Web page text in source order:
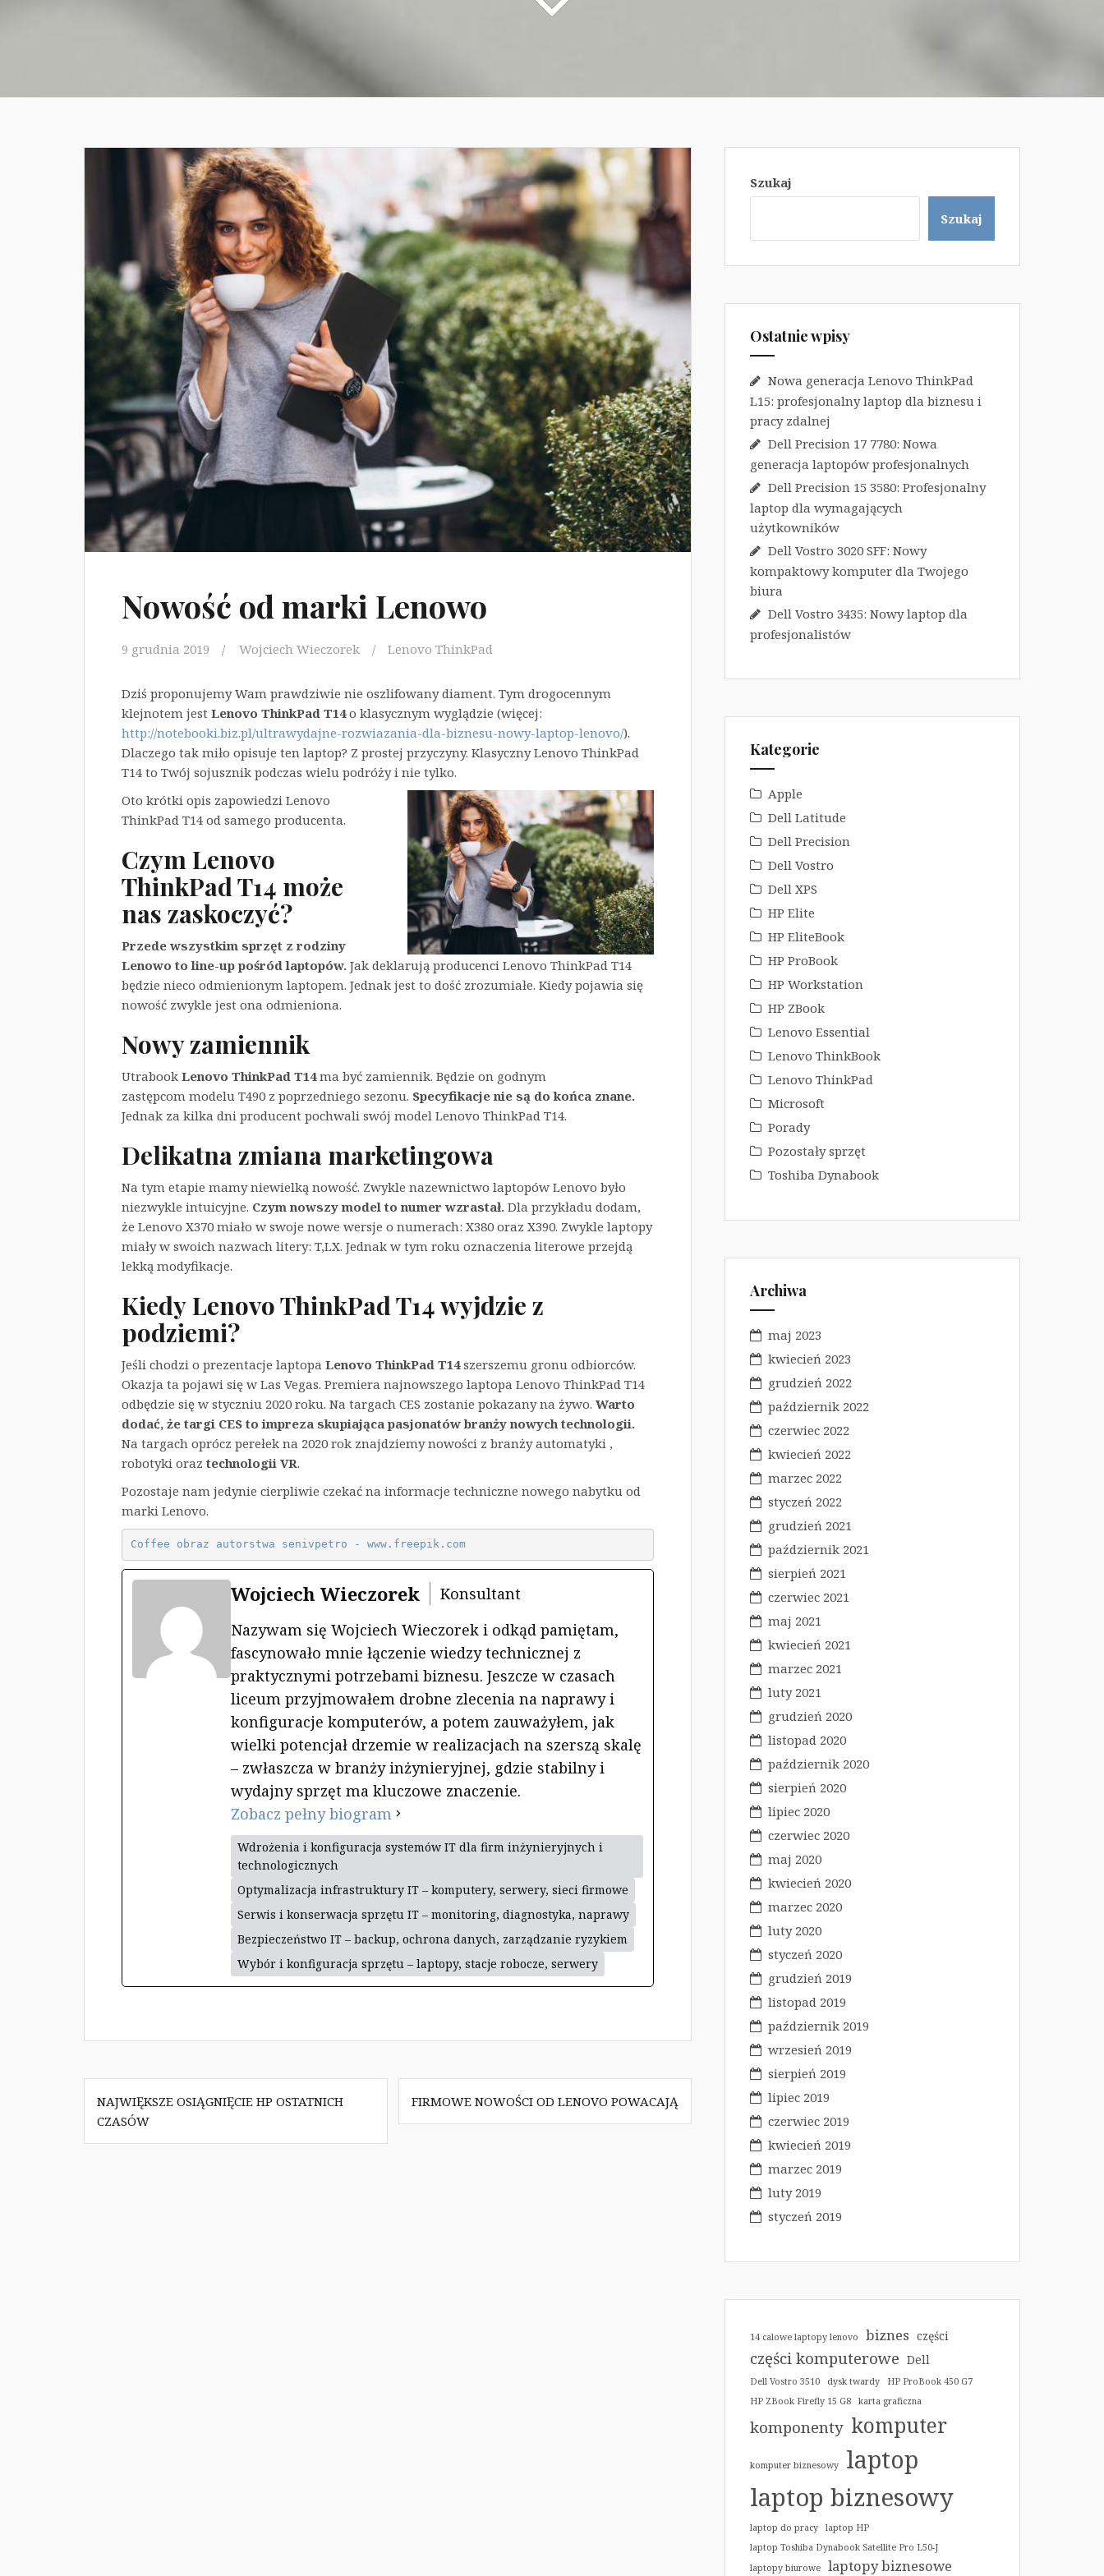
Nowość od marki Lenowo
9 grudnia 2019 Wojciech Wieczorek Lenovo ThinkPad
Dziś proponujemy Wam prawdziwie nie oszlifowany diament. Tym drogocennym
klejnotem jest Lenovo ThinkPad T14o klasycznym wyglądzie (więcej:
http://notebooki.biz.pl/ultrawydajne-rozwiazania-dla-biznesu-nowy-laptop-lenovo/).
Dlaczego tak miło opisuje ten laptop? Z prostej przyczyny. Klasyczny Lenovo ThinkPad
T14 to Twój sojusznik podczas wielu podróży i nie tylko.
Oto krótki opis zapowiedzi Lenovo
ThinkPad T14 od samego producenta.
Czym Lenovo
ThinkPad T14 może
nas zaskoczyć?
Przede wszystkim sprzęt z rodziny
Lenowo to line-up pośród laptopów. Jak deklarują producenci Lenovo ThinkPad T14
będzie nieco odmienionym laptopem. Jednak jest to dość zrozumiałe. Kiedy pojawia się
nowość zwykle jest ona odmieniona.
Nowy zamiennik
Utrabook Lenovo ThinkPad T14ma być zamiennik. Będzie on godnym
zastępcom modelu T490 z poprzedniego sezonu. Specyfikacje nie są do końca znane.
Jednak za kilka dni producent pochwali swój model Lenovo ThinkPad T14.
Delikatna zmiana marketingowa
Na tym etapie mamy niewielką nowość. Zwykle nazewnictwo laptopów Lenovo było
niezwykle intuicyjne. Czym nowszy model to numer wzrastał. Dla przykładu dodam,
że Lenovo X370 miało w swoje nowe wersje o numerach: X380 oraz X390. Zwykle laptopy
miały w swoich nazwach litery: T,LX. Jednak w tym roku oznaczenia literowe przejdą
lekką modyfikacje.
Kiedy Lenovo ThinkPad T14 wyjdzie z
podziemi?
Jeśli chodzi o prezentacje laptopa Lenovo ThinkPad T14szerszemu gronu odbiorców.
Okazja ta pojawi się w Las Vegas. Premiera najnowszego laptopa Lenovo ThinkPad T14
odbędzie się w styczniu 2020 roku. Na targach CES zostanie pokazany na żywo. Warto
dodać, że targi CES to impreza skupiająca pasjonatów branży nowych technologii.
Na targach oprócz perełek na 2020 rok znajdziemy nowości z branży automatyki ,
robotyki oraz technologii VR.
Pozostaje nam jedynie cierpliwie czekać na informacje techniczne nowego nabytku od
marki Lenovo.
Coffee obraz autorstwa senivpetro - www.freepik.com
Wojciech Wieczorek
Konsultant
Nazywam się Wojciech Wieczorek i odkąd pamiętam,
fascynowało mnie łączenie wiedzy technicznej z
praktycznymi potrzebami biznesu. Jeszcze w czasach
liceum przyjmowałem drobne zlecenia na naprawy i
konfiguracje komputerów, a potem zauważyłem, jak
wielki potencjał drzemie w realizacjach na szerszą skalę
– zwłaszcza w branży inżynieryjnej, gdzie stabilny i
wydajny sprzęt ma kluczowe znaczenie.
Zobacz pełny biogram
Wdrożenia i konfiguracja systemów IT dla firm inżynieryjnych i
technologicznych
Optymalizacja infrastruktury IT – komputery, serwery, sieci firmowe
Serwis i konserwacja sprzętu IT – monitoring, diagnostyka, naprawy
Bezpieczeństwo IT – backup, ochrona danych, zarządzanie ryzykiem
Wybór i konfiguracja sprzętu – laptopy, stacje robocze, serwery
Nawigacja
wpisu
NAJWIĘKSZE OSIĄGNIĘCIE HP OSTATNICH
CZASÓW
FIRMOWE NOWOŚCI OD LENOVO POWACAJĄ
Szukaj
Szukaj
Ostatnie wpisy
Nowa generacja Lenovo ThinkPad
L15: profesjonalny laptop dla biznesu i
pracy zdalnej
Dell Precision 17 7780: Nowa
generacja laptopów profesjonalnych
Dell Precision 15 3580: Profesjonalny
laptop dla wymagających
użytkowników
Dell Vostro 3020 SFF: Nowy
kompaktowy komputer dla Twojego
biura
Dell Vostro 3435: Nowy laptop dla
profesjonalistów
Kategorie
Apple
Dell Latitude
Dell Precision
Dell Vostro
Dell XPS
HP Elite
HP EliteBook
HP ProBook
HP Workstation
HP ZBook
Lenovo Essential
Lenovo ThinkBook
Lenovo ThinkPad
Microsoft
Porady
Pozostały sprzęt
Toshiba Dynabook
Archiwa
maj 2023
kwiecień 2023
grudzień 2022
październik 2022
czerwiec 2022
kwiecień 2022
marzec 2022
styczeń 2022
grudzień 2021
październik 2021
sierpień 2021
czerwiec 2021
maj 2021
kwiecień 2021
marzec 2021
luty 2021
grudzień 2020
listopad 2020
październik 2020
sierpień 2020
lipiec 2020
czerwiec 2020
maj 2020
kwiecień 2020
marzec 2020
luty 2020
styczeń 2020
grudzień 2019
listopad 2019
październik 2019
wrzesień 2019
sierpień 2019
lipiec 2019
czerwiec 2019
kwiecień 2019
marzec 2019
luty 2019
styczeń 2019
14 calowe laptopy lenovo biznes części
części komputerowe Dell
Dell Vostro 3510 dysk twardy
HP ProBook 450 G7
HP ZBook Firefly 15 G8
karta graficzna
komponenty komputer
komputer biznesowy laptop
laptop biznesowy
laptop do pracy
laptop HP
laptop Toshiba Dynabook Satellite Pro L50-J
laptopy biurowe
laptopy biznesowe